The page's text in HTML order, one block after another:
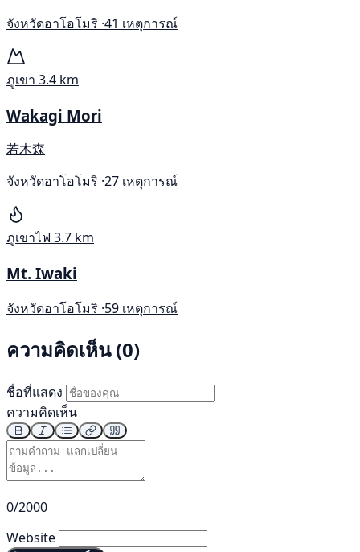
จังหวัดอาโอโมริ ·41 เหตุการณ์
ภูเขา 3.4 km
Wakagi Mori
若木森
จังหวัดอาโอโมริ ·27 เหตุการณ์
ภูเขาไฟ 3.7 km
Mt. Iwaki
จังหวัดอาโอโมริ ·59 เหตุการณ์
ความคิดเห็น (0)
ชื่อที่แสดง
ความคิดเห็น
0/2000
Website